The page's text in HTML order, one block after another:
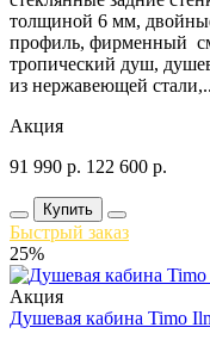
толщиной 6 мм,
профиль, фирменный
тропический душ,
из нержавеющей стали,..
Акция
91 990 р. 122 600 р.
Купить
Быстрый заказ
25%
Акция
Душевая кабина Timo